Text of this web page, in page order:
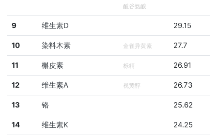
酰谷氨酸
9 维生素D 29.15
10 染料木素 金雀异黄素 27.7
11 槲皮素 栎精 26.91
12 维生素A 视黄醇 26.73
13 铬 25.62
14 维生素K 24.25